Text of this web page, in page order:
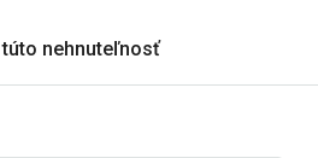
nehnuteľnosť